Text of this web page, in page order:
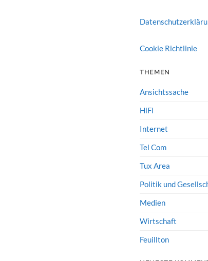
Cookie Richtlinie
THEMEN
Ansichtssache
HiFi
Internet
Tel Com
Tux Area
Politik und
Medien
Wirtschaft
Feuillton